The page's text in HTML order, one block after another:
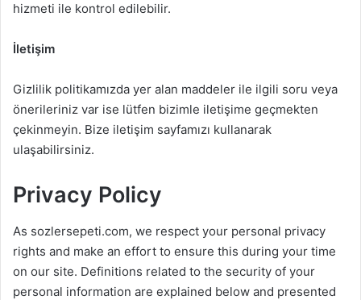
hizmeti ile kontrol edilebilir.
İletişim
Gizlilik politikamızda yer alan maddeler ile ilgili soru veya
önerileriniz var ise lütfen bizimle iletişime geçmekten
çekinmeyin. Bize iletişim sayfamızı kullanarak
ulaşabilirsiniz.
Privacy Policy
As sozlersepeti.com, we respect your personal privacy
rights and make an effort to ensure this during your time
on our site. Definitions related to the security of your
personal information are explained below and presented